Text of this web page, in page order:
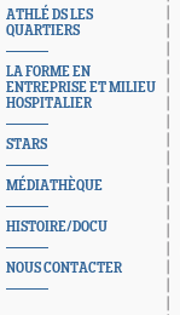
ATHLÉ DS LES
QUARTIERS
LA FORME EN
ENTREPRISE ET MILIEU
HOSPITALIER
STARS
MÉDIATHÈQUE
HISTOIRE/DOCU
NOUS CONTACTER